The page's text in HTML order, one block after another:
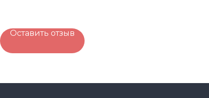
Оставить отзыв